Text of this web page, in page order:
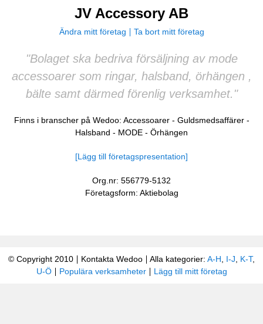
JV Accessory AB
Ändra mitt företag Ta bort mitt företag
"Bolaget ska bedriva försäljning av mode
accessoarer som ringar, halsband, örhängen ,
bälte samt därmed förenlig verksamhet."
Finns i branscher på Wedoo: Accessoarer- Guldsmedsaffärer-
Halsband - MODE - Örhängen
[Lägg till företagspresentation]
Org.nr: 556779-5132
Företagsform: Aktiebolag
© Copyright 2010 Kontakta Wedoo Alla kategorier: A-H I-J K-T,
U-Ö
Populära verksamheter Lägg till mitt företag